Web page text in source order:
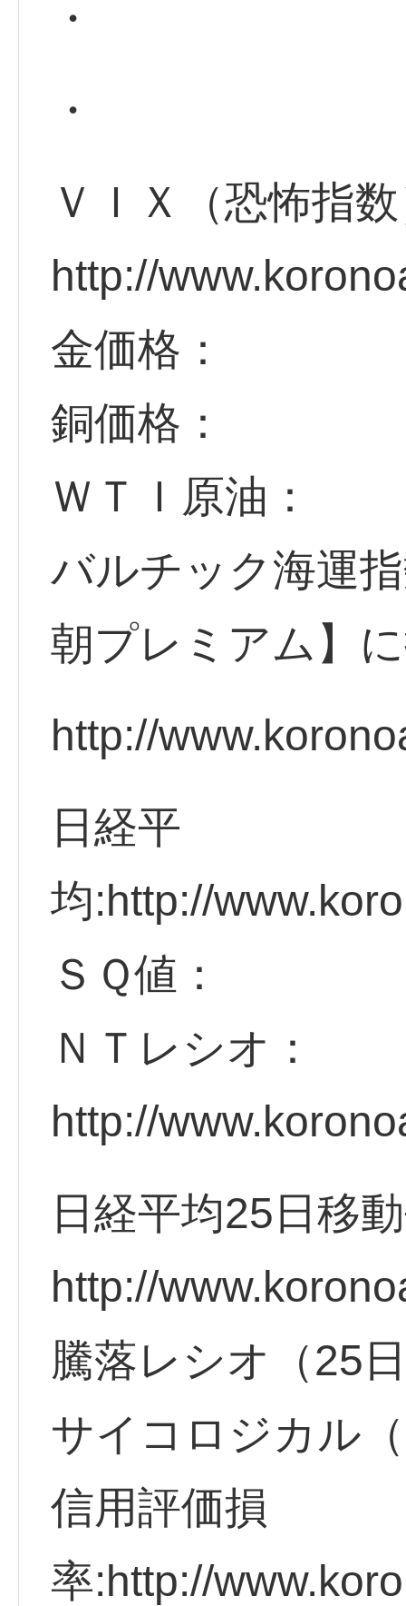
・
・
ＶＩＸ（恐怖指
http://
金価格：
銅価格：
ＷＴＩ原油：
バルチック海運
朝プレミアム】
http://
日経平
均:http://
ＳＱ値：
ＮＴレシオ：
http://
日経平均25日移
http://
騰落レシオ（25
サイコロジカル
信用評価損
率:http://